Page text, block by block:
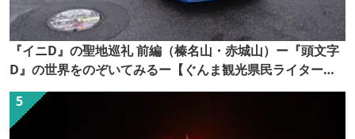
『イニD』の聖地巡礼 前編（榛名山・赤城山）ー『頭文字
D』の世界をのぞいてみるー【ぐんま観光県民ライター
（ぐん記者）】